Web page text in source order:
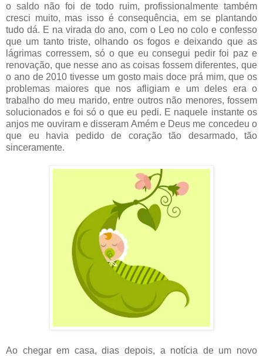
o saldo não foi de todo ruim, profissionalmente também
cresci muito, mas isso é consequência, em se plantando
tudo dá. E na virada do ano, com o Leo no colo e confesso
que um tanto triste, olhando os fogos e deixando que as
lágrimas corressem, só o que eu consegui pedir foi paz e
renovação, que nesse ano as coisas fossem diferentes, que
o ano de 2010 tivesse um gosto mais doce prá mim, que os
problemas maiores que nos afligiam e um deles era o
trabalho do meu marido, entre outros não menores, fossem
solucionados e foi só o que eu pedi. E naquele instante os
anjos me ouviram e disseram Amém e Deus me concedeu o
que eu havia pedido de coração tão desarmado, tão
sinceramente.
Ao chegar em casa, dias depois, a notícia de um novo